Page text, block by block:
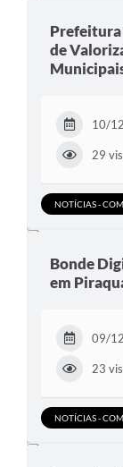
Prefeitura
de
10/
29
NOTÍCIAS -
Bonde
em
09/
23
NOTÍCIAS -